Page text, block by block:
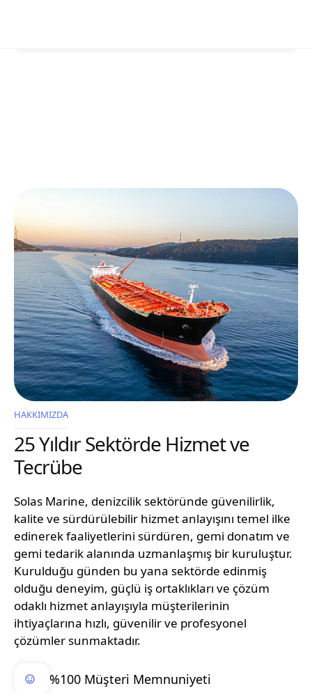
HAKKIMIZDA
25 Yıldır Sektörde Hizmet ve
Tecrübe
Solas Marine, denizcilik sektöründe güvenilirlik,
kalite ve sürdürülebilir hizmet anlayışını temel ilke
edinerek faaliyetlerini sürdüren, gemi donatım ve
gemi tedarik alanında uzmanlaşmış bir kuruluştur.
Kurulduğu günden bu yana sektörde edinmiş
olduğu deneyim, güçlü iş ortaklıkları ve çözüm
odaklı hizmet anlayışıyla müşterilerinin
ihtiyaçlarına hızlı, güvenilir ve profesyonel
çözümler sunmaktadır.
%100 Müşteri Memnuniyeti